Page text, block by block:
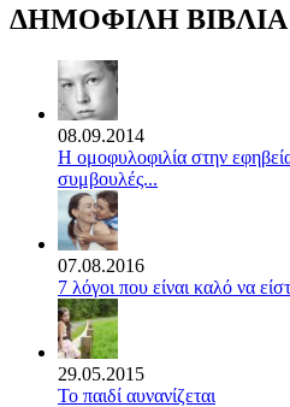
ΔΗΜΟΦΙΛΗ ΒΙΒΛΙΑ
08.09.2014
Η ομοφυλοφιλία στην
συμβουλές...
07.08.2016
7 λόγοι που είναι καλό να
29.05.2015
Το παιδί αυνανίζεται